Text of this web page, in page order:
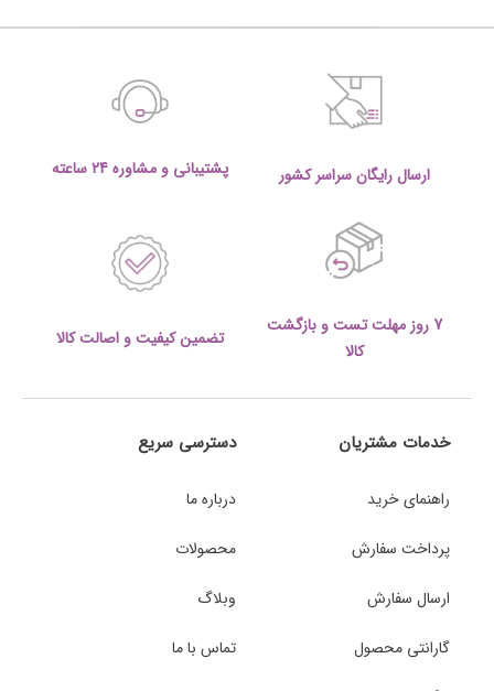
ارسال رایگان سراسر کشور پشتیبانی و مشاوره 24 ساعته
7 روز مهلت تست و بازگشت
کالا
تضمین کیفیت و اصالت کالا
خدمات مشتریان
راهنمای خرید
پرداخت سفارش
ارسال سفارش
گارانتی محصول
دسترسی سریع
درباره ما
محصولات
وبلاگ
تماس با ما